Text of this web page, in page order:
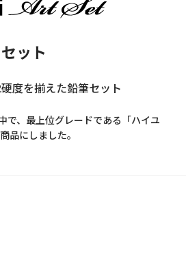
ット
度を揃えた鉛筆セット
で、最上位グレードである「ハイユ
品にしました。